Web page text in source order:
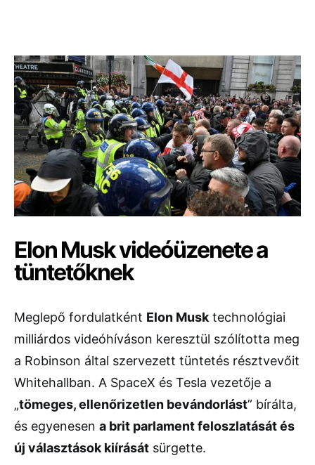
Elon Musk videóüzenete a
tüntetőknek
Meglepő fordulatként Elon Musk technológiai
milliárdos videóhíváson keresztül szólította meg
a Robinson által szervezett tüntetés résztvevőit
Whitehallban. A SpaceX és Tesla vezetője a
„tömeges, ellenőrizetlen bevándorlást” bírálta,
és egyenesen a brit parlament feloszlatását és
új választások kiírását sürgette.